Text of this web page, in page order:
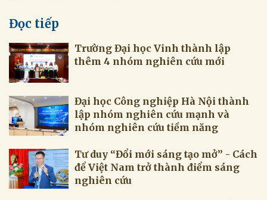
Đọc tiếp
Trường Đại học Vinh thành lập
thêm 4 nhóm nghiên cứu mới
Đại học Công nghiệp Hà Nội thành
lập nhóm nghiên cứu mạnh và
nhóm nghiên cứu tiềm năng
Tư duy “Đổi mới sáng tạo mở” - Cách
để Việt Nam trở thành điểm sáng
nghiên cứu